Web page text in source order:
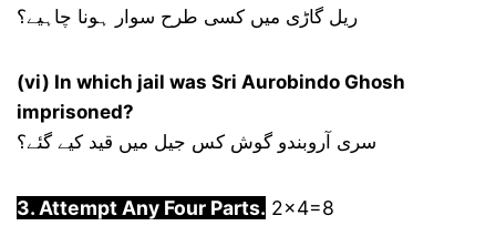
ریل گاڑی میں کسی طرح سوار ہونا چاہیے؟
(vi) In which jail was Sri Aurobindo Ghosh
imprisoned?
سری آروبندو گوش کس جیل میں قید کیے گئے؟
3. Attempt Any Four Parts. 2×4=8